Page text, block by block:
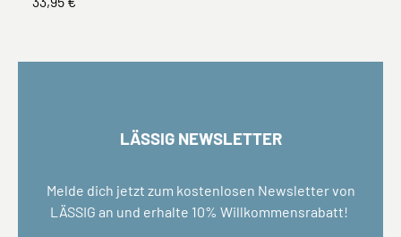
LÄSSIG NEWSLETTER
Melde dich jetzt zum kostenlosen Newsletter von
LÄSSIG an und erhalte 10% Willkommensrabatt!